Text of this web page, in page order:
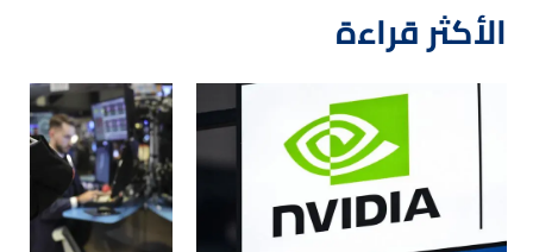
الأكثر قراءة